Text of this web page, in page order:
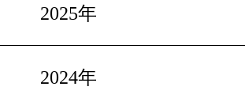
2025年
2024年